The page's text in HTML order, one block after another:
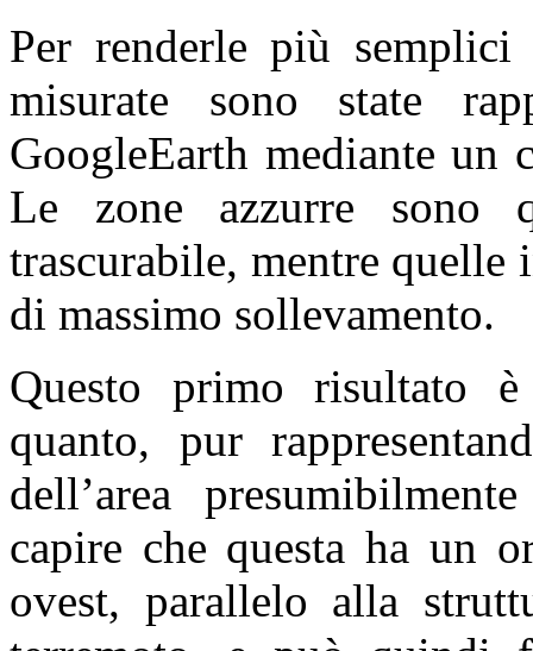
Per renderle più
misurate sono state
GoogleEarth mediante
Le zone azzurre sono
trascurabile, mentre
di massimo sollevamento.
Questo primo risultato è
quanto, pur
dell’area
capire che questa ha un
ovest, parallelo alla